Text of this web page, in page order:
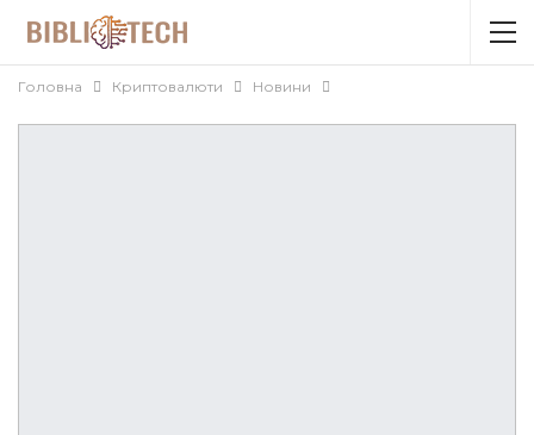
Головна Криптовалюти Новини